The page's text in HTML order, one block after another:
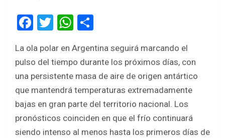
F
ce
b
o
o
k
T
tt
er
W
at
s
A
p
p
ar
e
La ola polar en Argentina seguirá marcando el
pulso del tiempo durante los próximos días, con
una persistente masa de aire de origen antártico
que mantendrá temperaturas extremadamente
bajas en gran parte del territorio nacional. Los
pronósticos coinciden en que el frío continuará
siendo intenso al menos hasta los primeros días de